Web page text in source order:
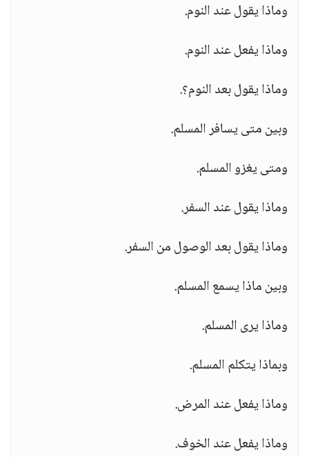
وماذا يقول عند النوم.
وماذا يفعل عند النوم.
وماذا يقول بعد النوم؟.
وبين متى يسافر المسلم.
ومتى يغزو المسلم.
وماذا يقول عند السفر.
وماذا يقول بعد الوصول من السفر.
وبين ماذا يسمع المسلم.
وماذا يرى المسلم.
وبماذا يتكلم المسلم.
وماذا يفعل عند المرض.
وماذا يفعل عند الخوف.